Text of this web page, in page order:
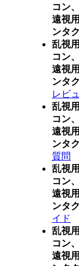
コン
遠視
ンタ
乱視
コン
遠視
ンタ
レビ
乱視
コン
遠視
ンタ
質問
乱視
コン
遠視
ンタ
イド
乱視
コン
遠視